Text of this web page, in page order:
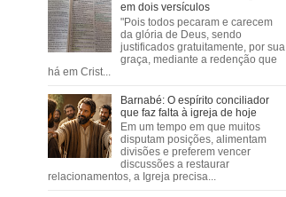
em dois versículos
"Pois todos pecaram e carecem
da glória de Deus, sendo
justificados gratuitamente, por sua
graça, mediante a redenção que
há em Crist...
Barnabé: O espírito conciliador
que faz falta à igreja de hoje
Em um tempo em que muitos
disputam posições, alimentam
divisões e preferem vencer
discussões a restaurar
relacionamentos, a Igreja precisa...